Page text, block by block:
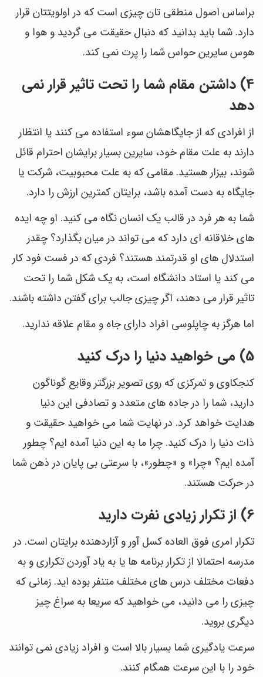
براساس اصول منطقی تان چیزی است که در اولویتتان قرار
دارد. شما باید بدانید که دنبال حقیقت می گردید و هوا و
هوس سایرین حواس شما را پرت نمی کند.
4) داشتن مقام شما را تحت تاثیر قرار نمی
دهد
از افرادی که از جایگاهشان سوء استفاده می کنند یا انتظار
دارند به علت مقام خود، سایرین بسیار برایشان احترام قائل
شوند، بیزار هستید. مقامی که به علت محبوبیت، شرکت یا
جایگاه به دست آمده باشد، برایتان کمترین ارزش را دارد.
شما به هر فرد در قالب یک انسان نگاه می کنید. او چه ایده
های خلاقانه ای دارد که می تواند در میان بگذارد؟ چقدر
استدلال های او قدرتمند هستند؟ فردی که در فست فود کار
می کند یا استاد دانشگاه است، به یک شکل شما را تحت
تاثیر قرار می دهند، اگر چیزی جالب برای گفتن داشته باشند.
اما هرگز به چاپلوسی افراد دارای جاه و مقام علاقه ندارید.
5) می خواهید دنیا را درک کنید
کنجکاوی و تمرکزی که روی تصویر بزرگتر وقایع گوناگون
دارید، شما را در جاده های متعدد و تصادفی این دنیا
هدایت خواهد کرد. در نهایت شما می خواهید حقیقت و
ذات دنیا را درک کنید. چرا ما به این دنیا آمده ایم؟ چطور
آمده ایم؟ «چرا» و «چطور»، با سرعتی بی پایان در ذهن شما
در حرکت هستند.
6) از تکرار زیادی نفرت دارید
تکرار امری فوق العاده کسل آور و آزاردهنده برایتان است. در
مدرسه احتمالا از تکرار برنامه ها یا به یاد آوردن تکراری و به
دفعات مختلف درس های مختلف متنفر بوده اید. زمانی که
چیزی را می دانید، می خواهید که سریعا به سراغ چیز
دیگری بروید.
سرعت یادگیری شما بسیار بالا است و افراد زیادی نمی توانند
خود را با این سرعت همگام کنند.